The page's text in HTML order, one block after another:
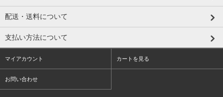
配送・送料について
支払い方法について
マイアカウント カートを見る
お問い合わせ